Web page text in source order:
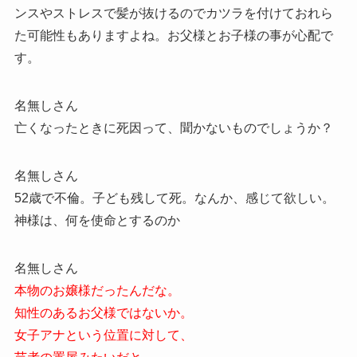
ンスやストレスで髪が抜けるのでカツラを付けておれら
た可能性もありますよね。お父様とお子様の事が心配で
す。
名無しさん
亡くなったときに死因って、聞かないものでしょうか？
名無しさん
52歳で不倫。子ども残して死。なんか、感じて欲しい。
神様は、何を使命とするのか
名無しさん
本物のお嬢様だったんだな。
知性のあるお父様ではないか。
女子アナという位置に対して、